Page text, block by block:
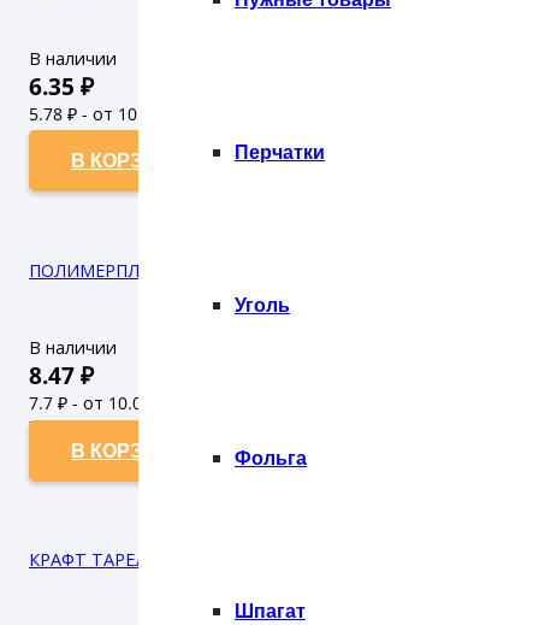
Перчатки
Уголь
Фольга
Шпагат
В наличии
6.35 ₽
5.78 ₽ - от 10.000 рублей
5.25₽ - от 50.000 рублей
В КОРЗИНУ
ПОЛИМЕРПЛАСТ ТАРЕЛКА 220 БЕЛАЯ (1000)
В наличии
8.47₽
7.7 ₽ - от 10.000 рублей
7₽ - от 50.000 рублей
В КОРЗИНУ
КРАФТ ТАРЕЛКА 180 ММ (50/500) с бортом